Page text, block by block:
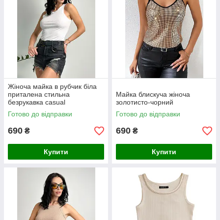
Жіноча майка в рубчик біла
приталена стильна
безрукавка casual
Готово до відправки
690 ₴
Купити
Майка блискуча жіноча
золотисто-чорний
Готово до відправки
690 ₴
Купити